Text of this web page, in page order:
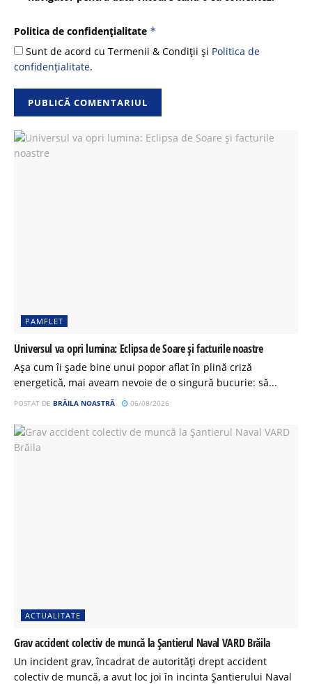
Politica de confidențialitate *
Sunt de acord cu Termenii & Condiții și Politica de
confidențialitate.
PAMFLET
Universul va opri lumina: Eclipsa de Soare și facturile noastre
Așa cum îi șade bine unui popor aflat în plină criză
energetică, mai aveam nevoie de o singură bucurie: să...
POSTAT DE BRĂILA NOASTRĂ 06/08/2026
ACTUALITATE
Grav accident colectiv de muncă la Șantierul Naval VARD Brăila
Un incident grav, încadrat de autorități drept accident
colectiv de muncă, a avut loc joi în incinta Șantierului Naval